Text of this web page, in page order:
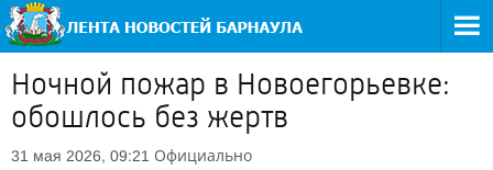
Ночной пожар в Новоегорьевке:
обошлось без жертв
31 мая 2026, 09:21 Официально